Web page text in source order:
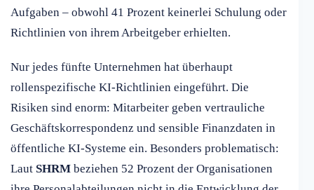
Aufgaben – obwohl 41 Prozent keinerlei Schulung oder
Richtlinien von ihrem Arbeitgeber erhielten.
Nur jedes fünfte Unternehmen hat überhaupt
rollenspezifische KI-Richtlinien eingeführt. Die
Risiken sind enorm: Mitarbeiter geben vertrauliche
Geschäftskorrespondenz und sensible Finanzdaten in
öffentliche KI-Systeme ein. Besonders problematisch:
Laut SHRM beziehen 52 Prozent der Organisationen